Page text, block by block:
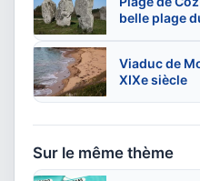
belle plage
Viaduc de
XIXe siècle
Sur le même thème